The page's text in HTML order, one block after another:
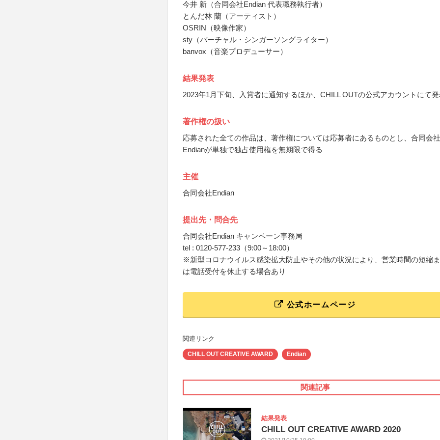
今井 新（合同会社Endian 代表職務執行者）
とんだ林 蘭（アーティスト）
OSRIN（映像作家）
sty（バーチャル・シンガーソングライター）
banvox（音楽プロデューサー）
結果発表
2023年1月下旬、入賞者に通知するほか、CHILL OUTの公式アカウントにて
著作権の扱い
応募された全ての作品は、著作権については応募者にあるものとし、合同会社
Endianが単独で独占使用権を無期限で得る
主催
合同会社Endian
提出先・問合先
合同会社Endian キャンペーン事務局
tel : 0120-577-233（9:00～18:00）
※新型コロナウイルス感染拡大防止やその他の状況により、営業時間の短縮
は電話受付を休止する場合あり
公式ホームページ
関連リンク
CHILL OUT CREATIVE AWARD Endian
関連記事
結果発表
CHILL OUT CREATIVE AWARD 2020